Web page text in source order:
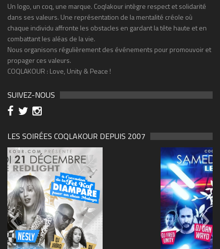
Un logo, un coq, une marque. Coqlakour intègre respect et solidarité
dans ses valeurs. Une représentation de la mentalité créole où
chaque individu affronte les obstacles en gardant la tête haute et en
combattant les aléas de la vie.
Nous organisons régulièrement des événements pour promouvoir et
propager ces valeurs.
COQLAKOUR : Love, Unity & Peace !
SUIVEZ-NOUS
LES SOIRÉES COQLAKOUR DEPUIS 2007